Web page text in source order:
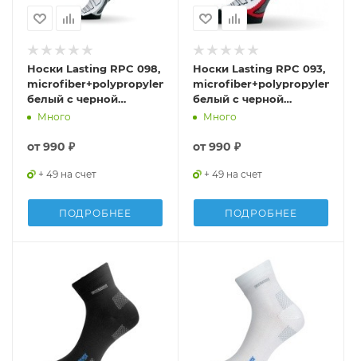
Носки Lasting RPC 098,
microfiber+polypropylene,
белый с черной
подошвой и серой
RPC098-L
Много
от990 ₽
+ 49 на счет
ПОДРОБНЕЕ
Носки Lasting RPC 093,
microfiber+polypropylene,
белый с черной
подошвой и красной
RPC093-S
Много
от990 ₽
+ 49 на счет
ПОДРОБНЕЕ